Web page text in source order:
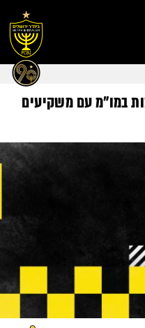
במו״מ עם משקיעים